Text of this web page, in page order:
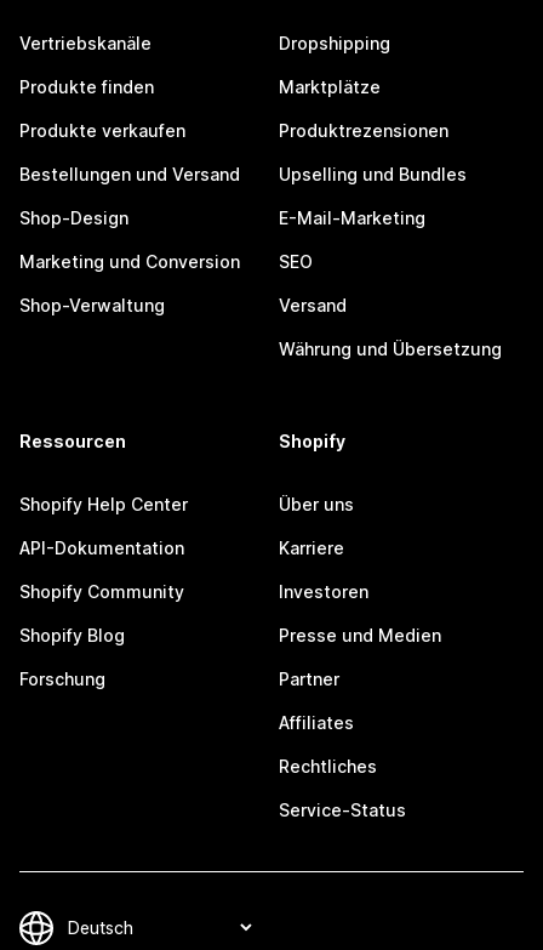
Vertriebskanäle
Produkte finden
Produkte verkaufen
Bestellungen und Versand
Shop-Design
Marketing und Conversion
Shop-Verwaltung
Dropshipping
Marktplätze
Produktrezensionen
Upselling und Bundles
E-Mail-Marketing
SEO
Versand
Währung und Übersetzung
Ressourcen
Shopify Help Center
API-Dokumentation
Shopify Community
Shopify Blog
Forschung
Shopify
Über uns
Karriere
Investoren
Presse und Medien
Partner
Affiliates
Rechtliches
Service-Status